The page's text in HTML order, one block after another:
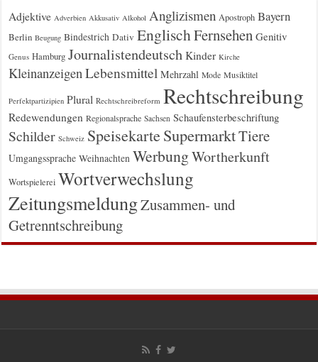
Adjektive Adverbien Akkusativ Alkohol Anglizismen Apostroph Bayern
Berlin Beugung Bindestrich Dativ EnglischFernsehen Genitiv
Genus Hamburg Journalistendeutsch Kinder Kirche
Kleinanzeigen Lebensmittel Mehrzahl Mode Musiktitel
Perfektpartizipien Plural Rechtschreibreform Rechtschreibung
Redewendungen Regionalsprache Sachsen Schaufensterbeschriftung
Schilder Schweiz Speisekarte SupermarktTiere
Umgangssprache Weihnachten WerbungWortherkunft
Wortspielerei Wortverwechslung
ZeitungsmeldungZusammen- und
Getrenntschreibung